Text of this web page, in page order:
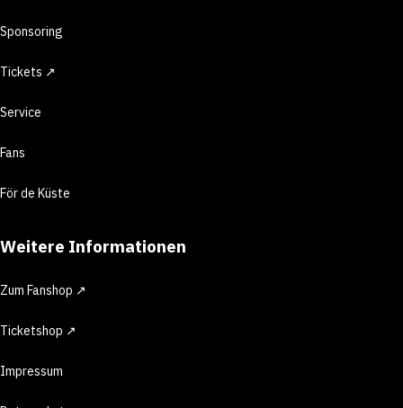
Sponsoring
Tickets ↗
Service
Fans
För de Küste
Weitere Informationen
Zum Fanshop ↗
Ticketshop ↗
Impressum